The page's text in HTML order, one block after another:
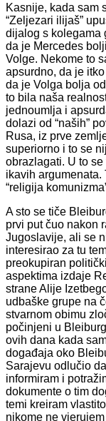
Kasnije, kada sam
“Zeljezari ilijaš”
dijalog s kolegama
da je Mercedes
Volge. Nekome to
apsurdno, da je
da je Volga bolja
to bila naša
jednoumlja i
dolazi od “naših”
Rusa, iz prve
superiorno i to se
obrazlagati. U to
ikavih argumenata.
“religija
A sto se tiče
prvi put čuo nakon
Jugoslavije, ali se
interesirao za tu
preokupiran
aspektima izdaje
strane Alije
udbaške grupe na
stvarnom obimu
počinjeni u
ovih dana kada
događaja oko
Sarajevu odlučio
informiram i
dokumente o tim
temi kreiram
nikome ne